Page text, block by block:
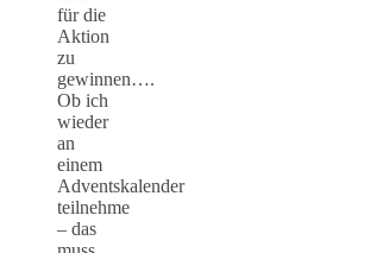
für die
Aktion
zu
gewinnen….
Ob ich
wieder
an
einem
Adventskalender
teilnehme
– das